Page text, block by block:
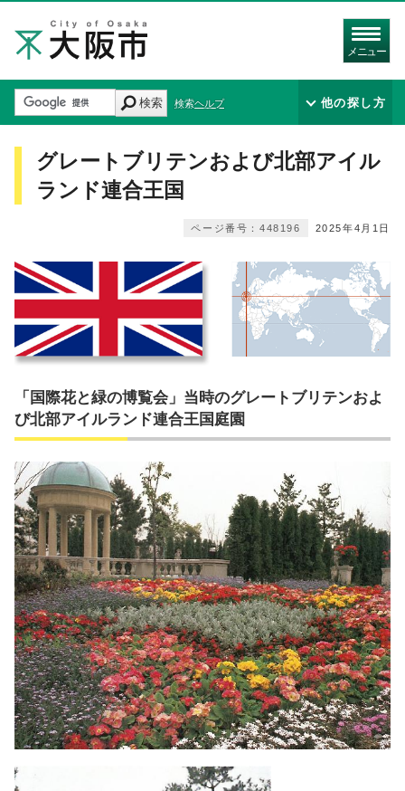
メニュー
検索 検索ヘルプ 他の探し方
グレートブリテンおよび北部アイル
ランド連合王国
2025年4月1日
ページ番号：448196
「国際花と緑の博覧会」当時のグレートブリテンおよ
び北部アイルランド連合王国庭園